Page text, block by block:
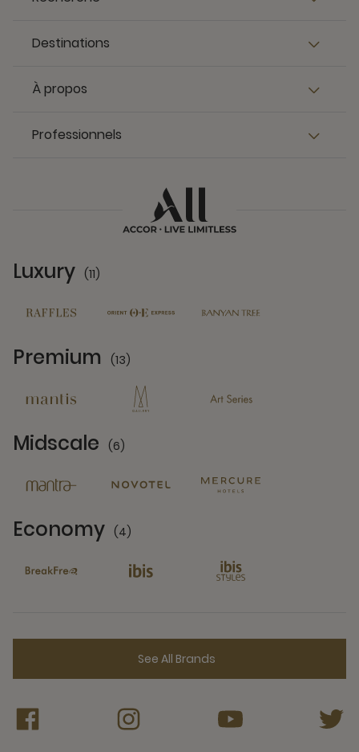
Destinations
À propos
Professionnels
Luxury (11)
Premium (13)
Midscale (6)
Economy (4)
See All Brands